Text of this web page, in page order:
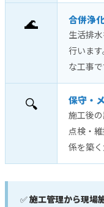
🌊 合併浄
生活排
行いま
な工事で
🔍 保守・
施工後
点検・
係を築く
✅施工管理から現場